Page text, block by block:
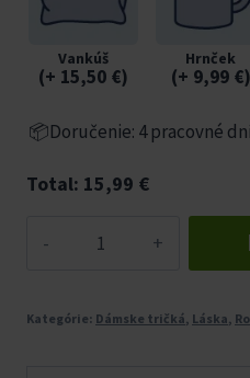
Vankúš
(+ 15,50 €)
Hrnček
(+ 9,99 €)
📦Doručenie: 4 pracovné
Total: 15,99 €
množstvo
tričko
Kategórie: Dámske tričká, Láska,